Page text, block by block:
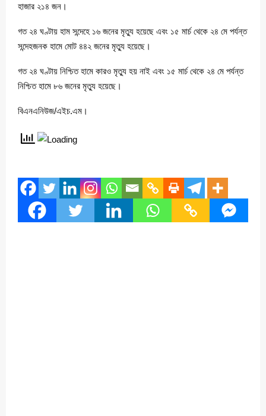
হাজার ২১৪ জন।
গত ২৪ ঘণ্টায় হাম সন্দেহে ১৬ জনের মৃত্যু হয়েছে এবং ১৫ মার্চ থেকে ২৪ মে পর্যন্ত
সন্দেহজনক হামে মোট ৪৪২ জনের মৃত্যু হয়েছে।
গত ২৪ ঘণ্টায় নিশ্চিত হামে কারও মৃত্যু হয় নাই এবং ১৫ মার্চ থেকে ২৪ মে পর্যন্ত
নিশ্চিত হামে ৮৬ জনের মৃত্যু হয়েছে।
বিএনএনিউজ/এইচ.এম।